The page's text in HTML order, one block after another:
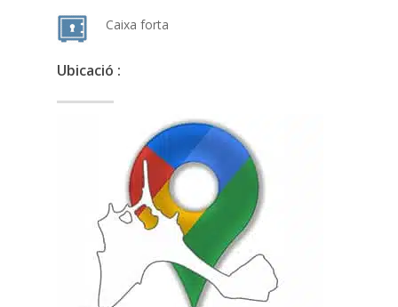
Caixa forta
Ubicació :